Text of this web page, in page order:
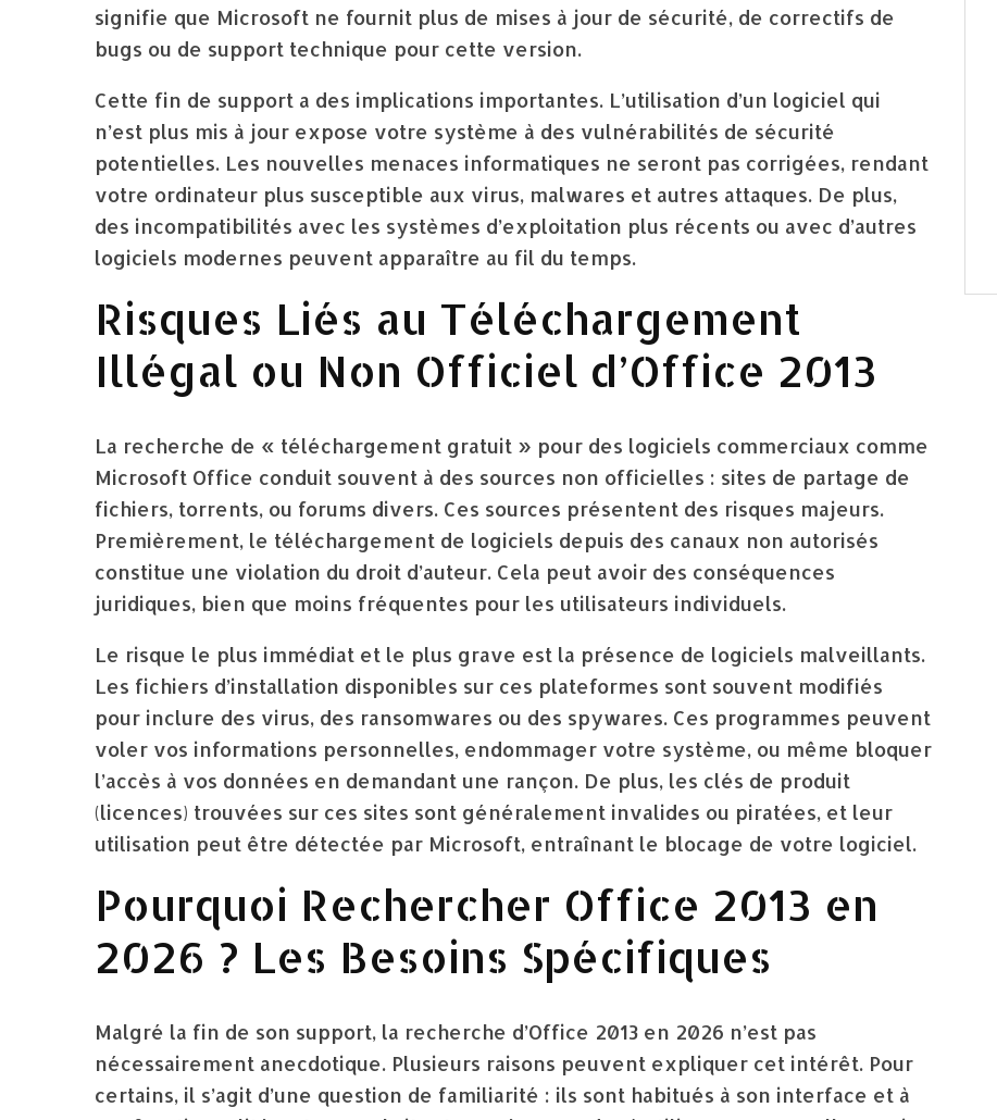
signifie que Microsoft ne fournit plus de mises à jour de sécurité, de correctifs de
bugs ou de support technique pour cette version.
Cette fin de support a des implications importantes. L’utilisation d’un logiciel qui
n’est plus mis à jour expose votre système à des vulnérabilités de sécurité
potentielles. Les nouvelles menaces informatiques ne seront pas corrigées, rendant
votre ordinateur plus susceptible aux virus, malwares et autres attaques. De plus,
des incompatibilités avec les systèmes d’exploitation plus récents ou avec d’autres
logiciels modernes peuvent apparaître au fil du temps.
Risques Liés au Téléchargement
Illégal ou Non Officiel d’Office 2013
La recherche de « téléchargement gratuit » pour des logiciels commerciaux comme
Microsoft Office conduit souvent à des sources non officielles : sites de partage de
fichiers, torrents, ou forums divers. Ces sources présentent des risques majeurs.
Premièrement, le téléchargement de logiciels depuis des canaux non autorisés
constitue une violation du droit d’auteur. Cela peut avoir des conséquences
juridiques, bien que moins fréquentes pour les utilisateurs individuels.
Le risque le plus immédiat et le plus grave est la présence de logiciels malveillants.
Les fichiers d’installation disponibles sur ces plateformes sont souvent modifiés
pour inclure des virus, des ransomwares ou des spywares. Ces programmes peuvent
voler vos informations personnelles, endommager votre système, ou même bloquer
l’accès à vos données en demandant une rançon. De plus, les clés de produit
(licences) trouvées sur ces sites sont généralement invalides ou piratées, et leur
utilisation peut être détectée par Microsoft, entraînant le blocage de votre logiciel.
Pourquoi Rechercher Office 2013 en
2026 ? Les Besoins Spécifiques
Malgré la fin de son support, la recherche d’Office 2013 en 2026 n’est pas
nécessairement anecdotique. Plusieurs raisons peuvent expliquer cet intérêt. Pour
certains, il s’agit d’une question de familiarité : ils sont habitués à son interface et à